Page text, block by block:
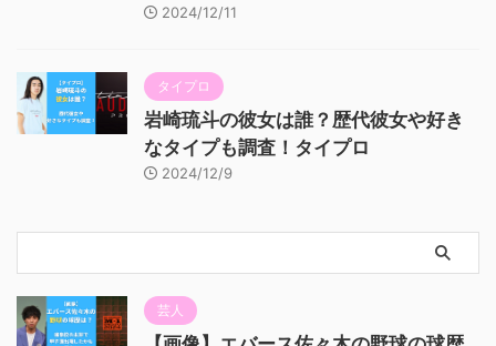
2024/12/11
タイプロ
岩崎琉斗の彼女は誰？歴代彼女や好き
なタイプも調査！タイプロ
2024/12/9
芸人